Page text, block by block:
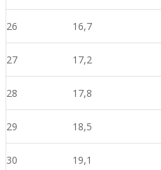
26 16,7
27 17,2
28 17,8
29 18,5
30 19,1